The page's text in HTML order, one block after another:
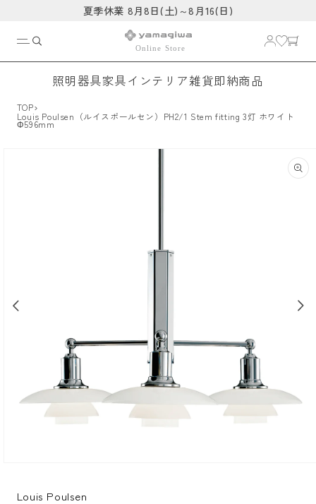
夏季休業 8月8日(土)～8月16(日)
照明器具家具インテリア雑貨即納商品
TOP›
Louis Poulsen（ルイスポールセン）PH2/1 Stem fitting 3灯 ホワイト
Φ596mm
Louis Poulsen